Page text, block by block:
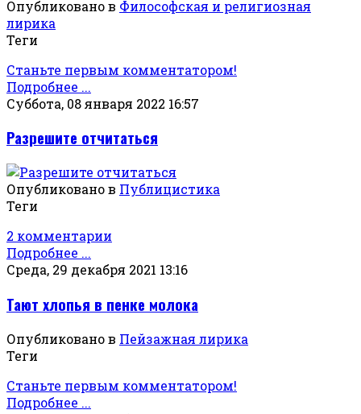
Опубликовано в Философская и религиозная
лирика
Теги
Станьте первым комментатором!
Подробнее ...
Суббота, 08 января 2022 16:57
Разрешите отчитаться
Опубликовано в Публицистика
Теги
2 комментарии
Подробнее ...
Среда, 29 декабря 2021 13:16
Тают хлопья в пенке молока
Опубликовано в Пейзажная лирика
Теги
Станьте первым комментатором!
Подробнее ...